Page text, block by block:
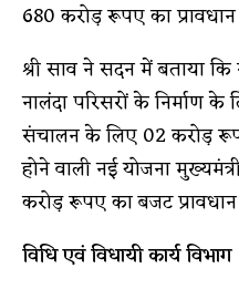
680 करोड़ रूपए का
श्री साव ने सदन में बताया
नालंदा परिसरों के निर्माण
संचालन के लिए 02 करोड़
होने वाली नई योजना
करोड़ रूपए का बजट
विधि एवं विधायी कार्य विभाग